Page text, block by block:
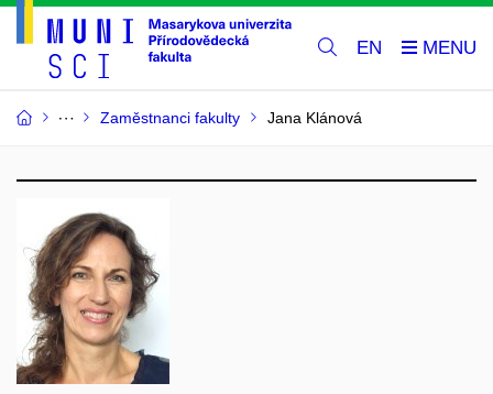
EN
Zaměstnanci fakulty Jana Klánová